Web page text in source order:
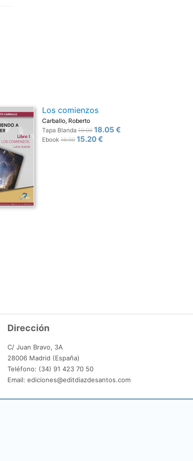
Los comienzos
Carballo, Roberto
Tapa Blanda19.00 18.05 €
Ebook16.00 15.20 €
Dirección
C/ Juan Bravo, 3A
28006 Madrid (España)
Teléfono: (34) 91 423 70 50
Email: ediciones@editdiazdesantos.com